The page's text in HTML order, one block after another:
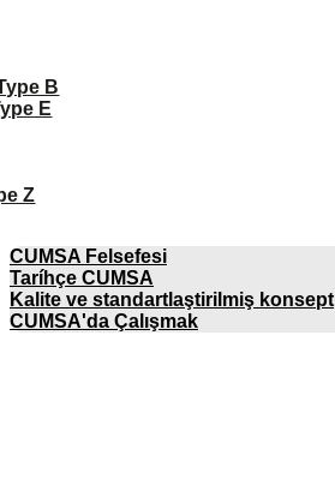
B
E
Z
CUMSA Felsefesi
Taríhçe CUMSA
Kalite ve standartlaştirilmiş konsept
CUMSA'da Çalışmak